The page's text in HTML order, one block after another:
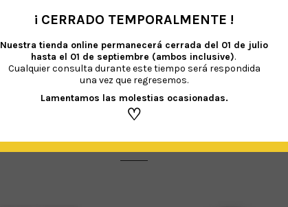
PRODUCTOS RELACIONADOS
¡ CERRADO TEMPORALMENTE !
Nuestra tienda online permanecerá cerrada del 01 de julio
hasta el 01 de septiembre (ambos inclusive).
Cualquier consulta durante este tiempo será respondida
una vez que regresemos.
Lamentamos las molestias ocasionadas.
♡